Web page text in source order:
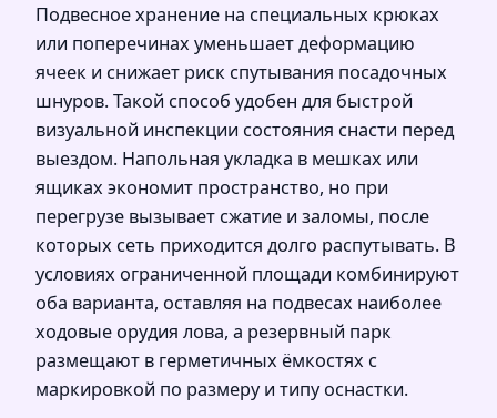
Подвесное хранение на специальных крюках
или поперечинах уменьшает деформацию
ячеек и снижает риск спутывания посадочных
шнуров. Такой способ удобен для быстрой
визуальной инспекции состояния снасти перед
выездом. Напольная укладка в мешках или
ящиках экономит пространство, но при
перегрузе вызывает сжатие и заломы, после
которых сеть приходится долго распутывать. В
условиях ограниченной площади комбинируют
оба варианта, оставляя на подвесах наиболее
ходовые орудия лова, а резервный парк
размещают в герметичных ёмкостях с
маркировкой по размеру и типу оснастки.